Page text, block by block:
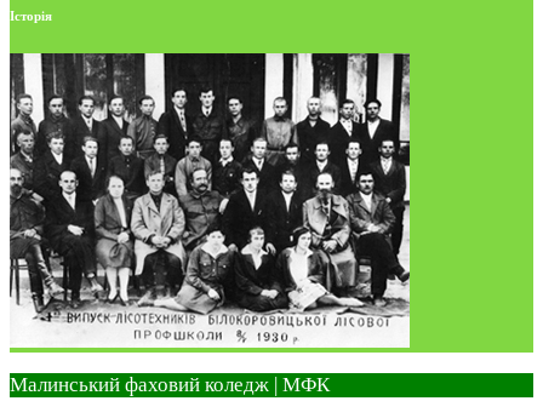
Історія